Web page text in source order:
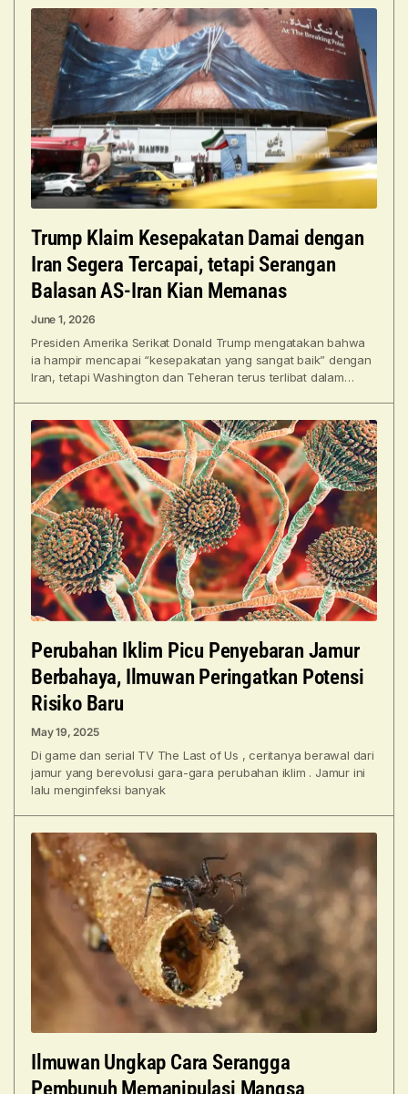
Trump Klaim Kesepakatan Damai dengan
Iran Segera Tercapai, tetapi Serangan
Balasan AS-Iran Kian Memanas
June 1, 2026
Presiden Amerika Serikat Donald Trump mengatakan bahwa
ia hampir mencapai “kesepakatan yang sangat baik” dengan
Iran, tetapi Washington dan Teheran terus terlibat dalam
Perubahan Iklim Picu Penyebaran Jamur
Berbahaya, Ilmuwan Peringatkan Potensi
Risiko Baru
May 19, 2025
Di game dan serial TV The Last of Us , ceritanya berawal dari
jamur yang berevolusi gara-gara perubahan iklim . Jamur ini
lalu menginfeksi banyak
Ilmuwan Ungkap Cara Serangga
Pembunuh Memanipulasi Mangsa